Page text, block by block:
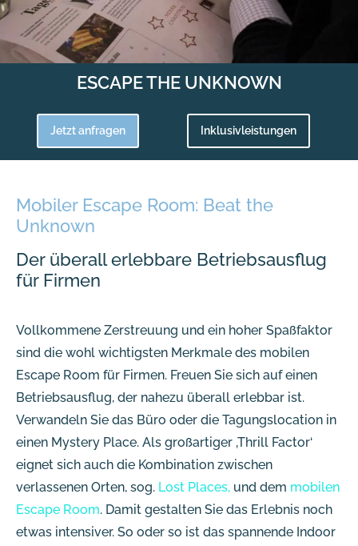
ESCAPE THE UNKNOWN
Jetzt anfragen Inklusivleistungen
Mobiler Escape Room: Beat the
Unknown
Der überall erlebbare Betriebsausflug
für Firmen
Vollkommene Zerstreuung und ein hoher Spaßfaktor
sind die wohl wichtigsten Merkmale des mobilen
Escape Room für Firmen. Freuen Sie sich auf einen
Betriebsausflug, der nahezu überall erlebbar ist.
Verwandeln Sie das Büro oder die Tagungslocation in
einen Mystery Place. Als großartiger ‚Thrill Factor‘
eignet sich auch die Kombination zwischen
verlassenen Orten, sog. Lost Places, und dem mobilen
Escape Room. Damit gestalten Sie das Erlebnis noch
etwas intensiver. So oder so ist das spannende Indoor